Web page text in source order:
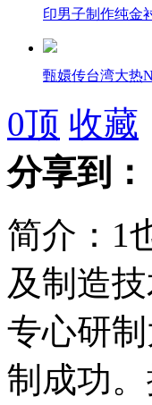
印男子制作纯金
甄嬛传台湾大热
实拍路口闯红灯
初步核查长治一
苯胺：农药重要
0顶 收藏
分享到：
简介：1
及制造
专心研
制成功